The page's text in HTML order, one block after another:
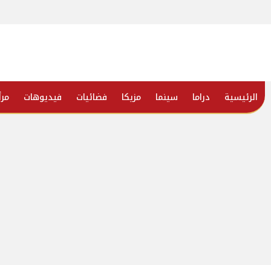
الرئيسية دراما سينما مزيكا فضائيات فيديوهات